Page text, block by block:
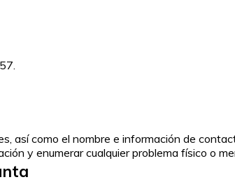
así como el nombre e información de
y enumerar cualquier problema físico o